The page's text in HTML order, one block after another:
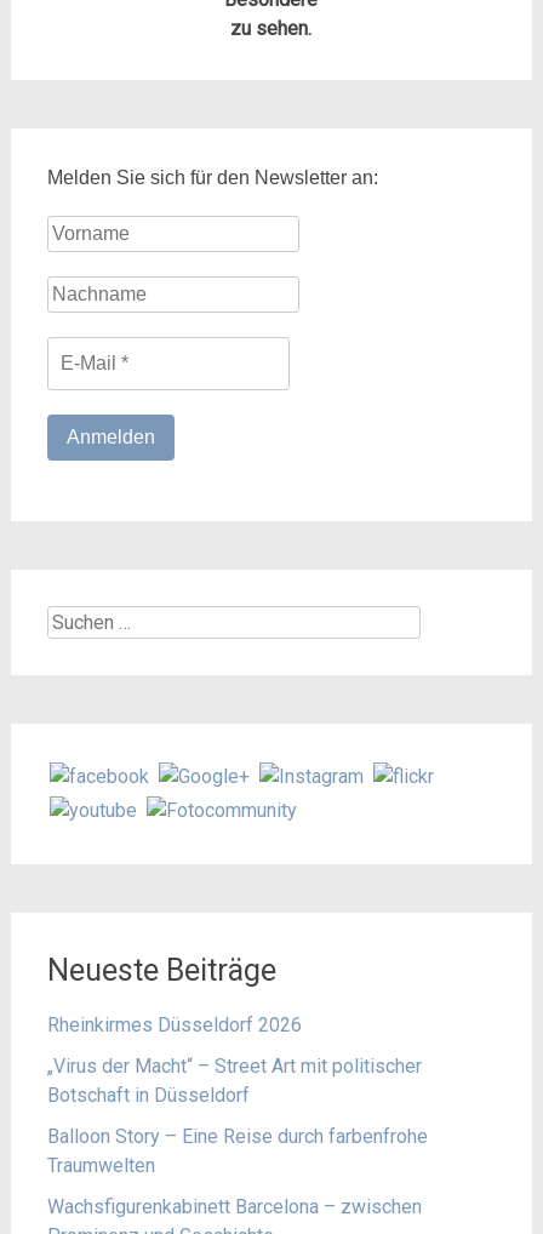
zu sehen.
Melden Sie sich für den Newsletter an:
Suchen
Neueste Beiträge
Rheinkirmes Düsseldorf 2026
„Virus der Macht“ – Street Art mit politischer
Botschaft in Düsseldorf
Balloon Story – Eine Reise durch farbenfrohe
Traumwelten
Wachsfigurenkabinett Barcelona – zwischen